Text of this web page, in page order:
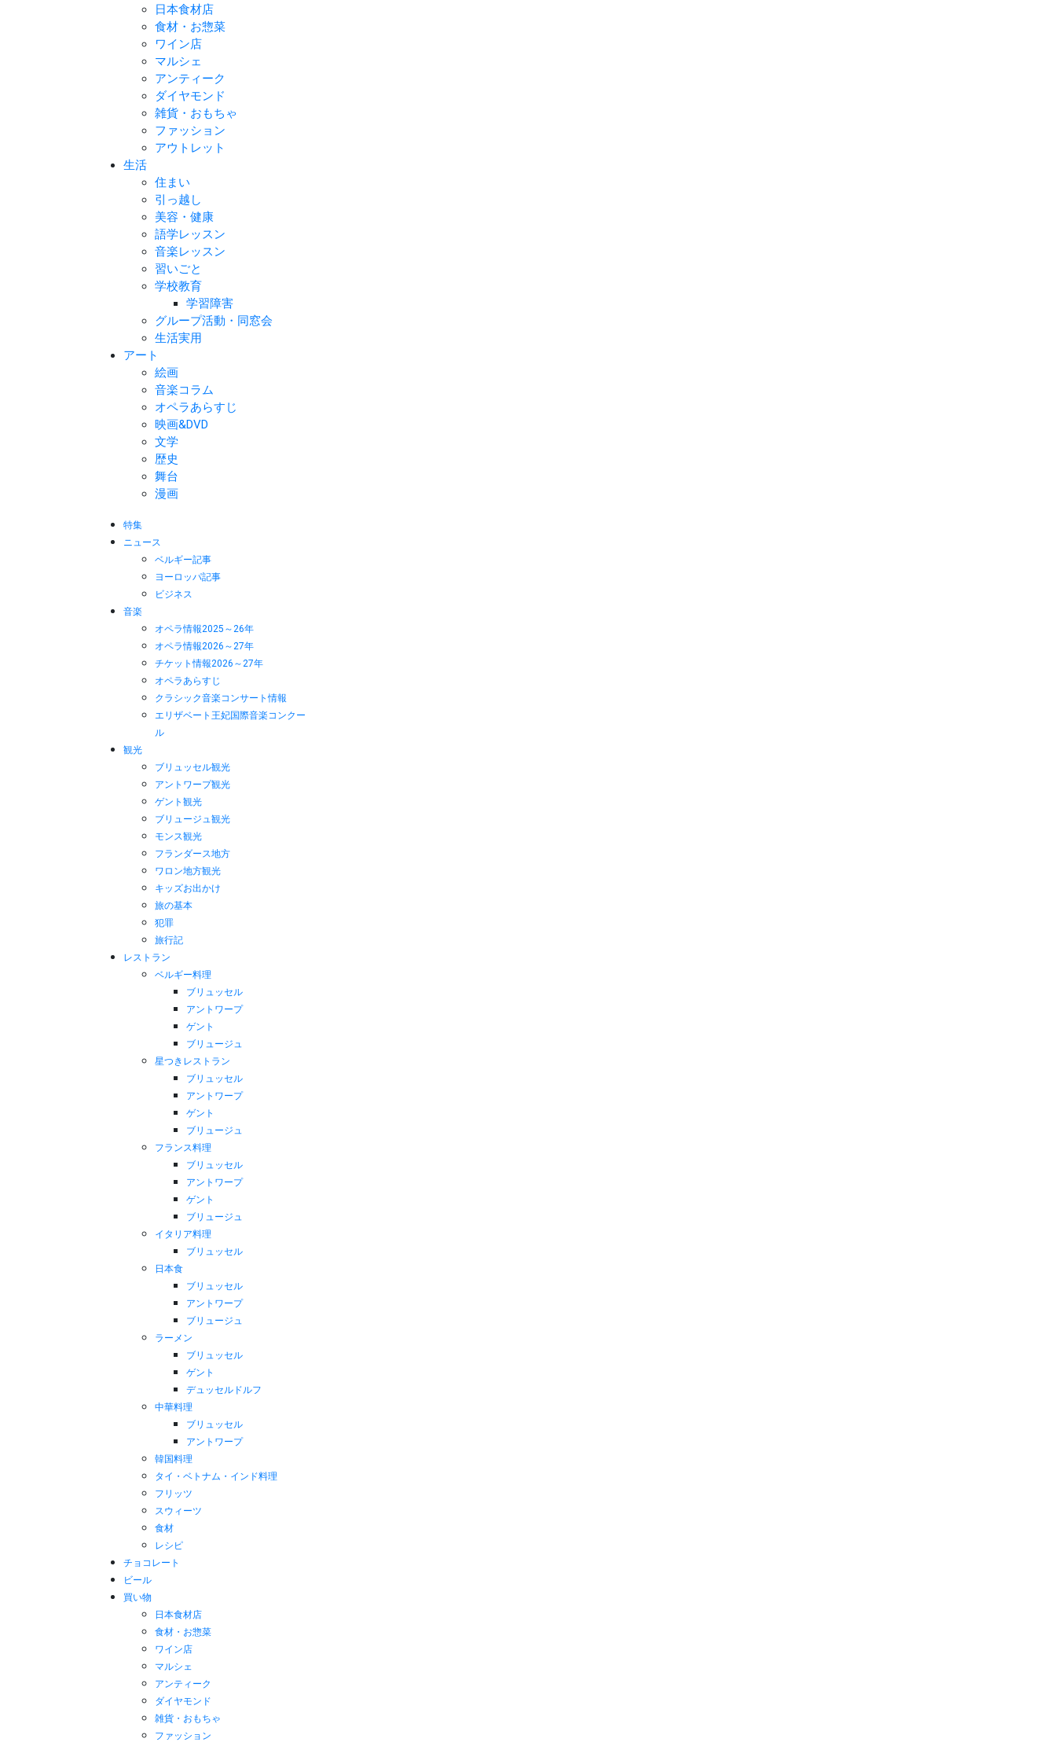
日本食材店
食材・お惣菜
ワイン店
マルシェ
アンティーク
ダイヤモンド
雑貨・おもちゃ
ファッション
アウトレット
生活
住まい
引っ越し
美容・健康
語学レッスン
音楽レッスン
習いごと
学校教育
学習障害
グループ活動・同窓会
生活実用
アート
絵画
音楽コラム
オペラあらすじ
映画&DVD
文学
歴史
舞台
漫画
特集
ニュース
ベルギー記事
ヨーロッパ記事
ビジネス
音楽
オペラ情報2025～26年
オペラ情報2026～27年
チケット情報2026～27年
オペラあらすじ
クラシック音楽コンサート情報
エリザベート王妃国際音楽コンクー
ル
観光
ブリュッセル観光
アントワープ観光
ゲント観光
ブリュージュ観光
モンス観光
フランダース地方
ワロン地方観光
キッズお出かけ
旅の基本
犯罪
旅行記
レストラン
ベルギー料理
ブリュッセル
アントワープ
ゲント
ブリュージュ
星つきレストラン
ブリュッセル
アントワープ
ゲント
ブリュージュ
フランス料理
ブリュッセル
アントワープ
ゲント
ブリュージュ
イタリア料理
ブリュッセル
日本食
ブリュッセル
アントワープ
ブリュージュ
ラーメン
ブリュッセル
ゲント
デュッセルドルフ
中華料理
ブリュッセル
アントワープ
韓国料理
タイ・ベトナム・インド料理
フリッツ
スウィーツ
食材
レシピ
チョコレート
ビール
買い物
日本食材店
食材・お惣菜
ワイン店
マルシェ
アンティーク
ダイヤモンド
雑貨・おもちゃ
ファッション